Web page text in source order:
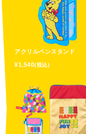
アクリルペンスタンド
¥1,540(税込)